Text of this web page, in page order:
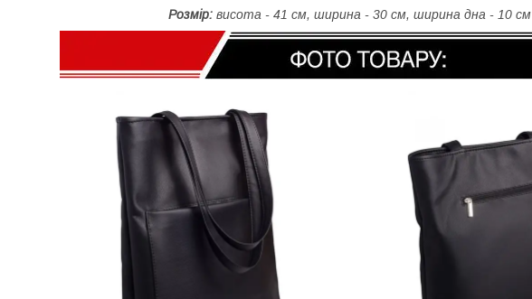
Розмір:висота - 41 см, ширина - 30 см, ширина дна - 10 см